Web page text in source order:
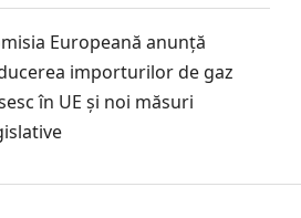
Europeană anunță
importurilor de gaz
în UE și noi măsuri